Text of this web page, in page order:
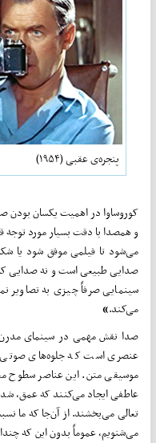
پنجره‌ی عقبی (۱۹۵۴)
کوروساوا در اهمیت یکسان بودن
و همصدا با دقت بسیار مورد توجه
می‌شود تا فیلمی موفق شود یا
صدایی طبیعی است و نه صدایی که
سینمایی صرفاً چیزی به تصاویر
می‌کند.»
صدا نقش مهمی در سینمای
عنصری است که جلوه‌های صوتی
موسیقی متن. این عناصر سطوح
عاطفی ایجاد می‌کنند که عمق،
تعالی می‌بخشند. از آن‌جا که ما
می‌شنویم، عموماً بدون این که